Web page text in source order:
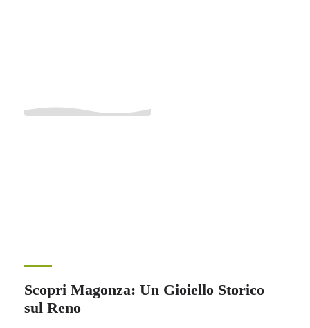
Scopri Magonza: Un Gioiello Storico
sul Reno